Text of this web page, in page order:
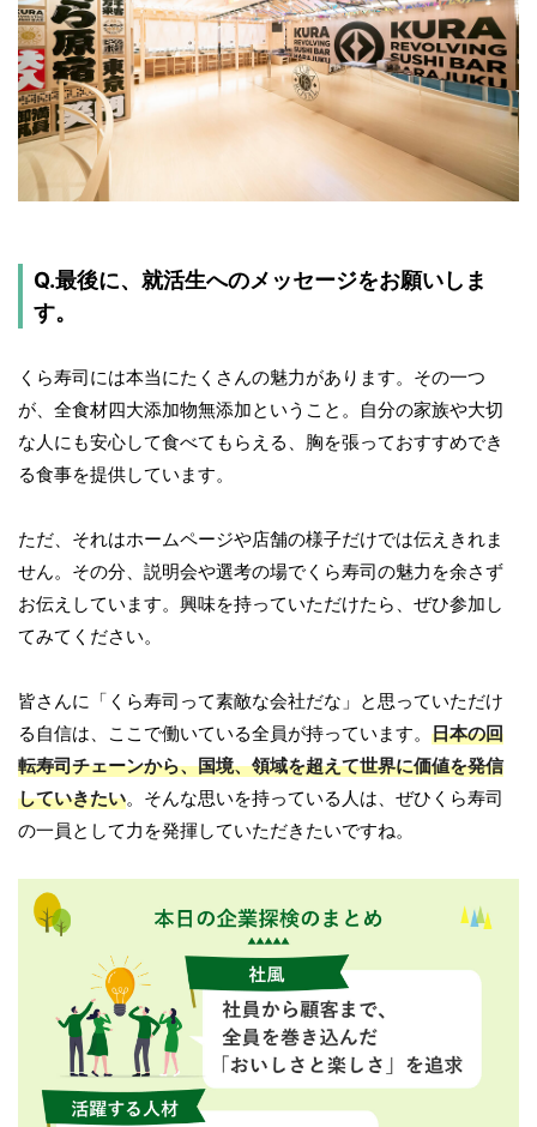
Q.最後に、就活生へのメッセージをお願いしま
す。
くら寿司には本当にたくさんの魅力があります。その一つ
が、全食材四大添加物無添加ということ。自分の家族や大切
な人にも安心して食べてもらえる、胸を張っておすすめでき
る食事を提供しています。
ただ、それはホームページや店舗の様子だけでは伝えきれま
せん。その分、説明会や選考の場でくら寿司の魅力を余さず
お伝えしています。興味を持っていただけたら、ぜひ参加し
てみてください。
皆さんに「くら寿司って素敵な会社だな」と思っていただけ
る自信は、ここで働いている全員が持っています。 日本の回
転寿司チェーンから、国境、領域を超えて世界に価値を発信
していきたい。そんな思いを持っている人は、ぜひくら寿司
の一員として力を発揮していただきたいですね。